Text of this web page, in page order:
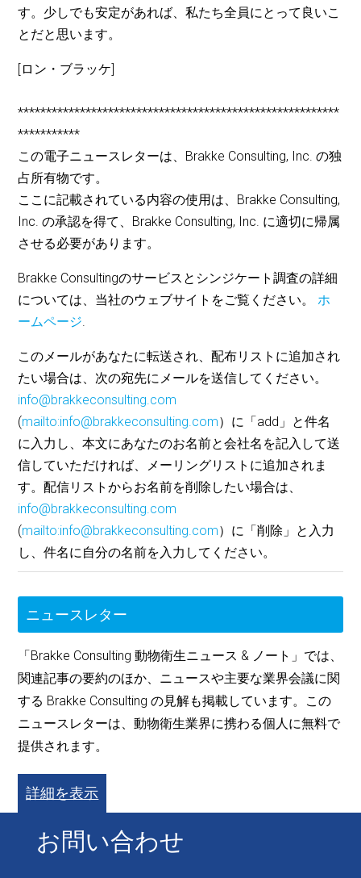
す。少しでも安定があれば、私たち全員にとって良いこ
とだと思います。
[ロン・ブラッケ]
*********************************************************
***********
この電子ニュースレターは、Brakke Consulting, Inc. の独
占所有物です。
ここに記載されている内容の使用は、Brakke Consulting,
Inc. の承認を得て、Brakke Consulting, Inc. に適切に帰属
させる必要があります。
Brakke Consultingのサービスとシンジケート調査の詳細
については、当社のウェブサイトをご覧ください。ホ
ームページ.
このメールがあなたに転送され、配布リストに追加され
たい場合は、次の宛先にメールを送信してください。
info@brakkeconsulting.com
(mailto:info@brakkeconsulting.com）に「add」と件名
に入力し、本文にあなたのお名前と会社名を記入して送
信していただければ、メーリングリストに追加されま
す。配信リストからお名前を削除したい場合は、
info@brakkeconsulting.com
(mailto:info@brakkeconsulting.com）に「削除」と入力
し、件名に自分の名前を入力してください。
ニュースレター
「Brakke Consulting 動物衛生ニュース & ノート」では、
関連記事の要約のほか、ニュースや主要な業界会議に関
する Brakke Consulting の見解も掲載しています。この
ニュースレターは、動物衛生業界に携わる個人に無料で
提供されます。
詳細を表示
お問い合わせ